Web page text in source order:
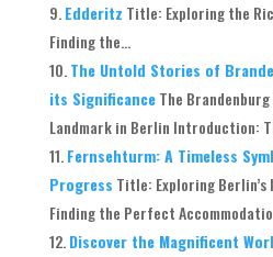
Edderitz Title: Exploring the
Finding the...
The Untold Stories of
its Significance The
Landmark in Berlin Introduction:
Fernsehturm: A Timeless
Progress Title: Exploring
Finding the Perfect
Discover the Magnificent